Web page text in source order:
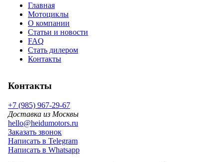
Главная
Мотоциклы
О компании
Статьи и новости
FAQ
Стать дилером
Контакты
Контакты
+7 (985) 967-29-67
Доставка из Москвы
hello@heidumotors.ru
Заказать звонок
Написать в Telegram
Написать в Whatsapp